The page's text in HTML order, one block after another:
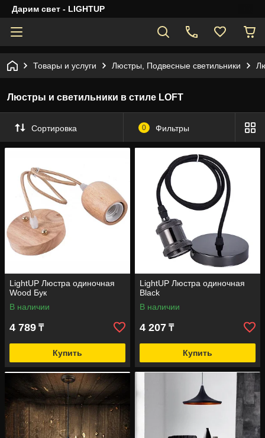
Дарим свет - LIGHTUP
Товары и услуги Люстры, Подвесные светильники
Люстры и светильники в стиле LOFT
Сортировка 0 Фильтры
LightUP Люстра одиночная
Wood Бук
В наличии
4 789 ₸
Купить
LightUP Люстра одиночная
Black
В наличии
4 207 ₸
Купить